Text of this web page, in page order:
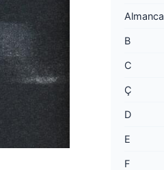
Almanca
B
C
Ç
D
E
F